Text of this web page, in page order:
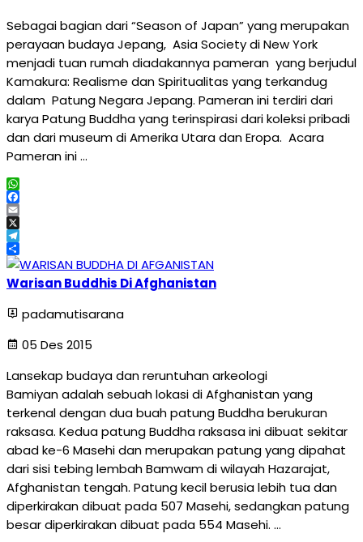
Sebagai bagian dari “Season of Japan” yang merupakan
perayaan budaya Jepang, Asia Society di New York
menjadi tuan rumah diadakannya pameran yang berjudul
Kamakura: Realisme dan Spiritualitas yang terkandug
dalam Patung Negara Jepang. Pameran ini terdiri dari
karya Patung Buddha yang terinspirasi dari koleksi pribadi
dan dari museum di Amerika Utara dan Eropa. Acara
Pameran ini …
WhatsApp
Facebook
Email
X
Telegram
Share
Warisan Buddhis Di Afghanistan
padamutisarana
05 Des 2015
Lansekap budaya dan reruntuhan arkeologi
Bamiyan adalah sebuah lokasi di Afghanistan yang
terkenal dengan dua buah patung Buddha berukuran
raksasa. Kedua patung Buddha raksasa ini dibuat sekitar
abad ke-6 Masehi dan merupakan patung yang dipahat
dari sisi tebing lembah Bamwam di wilayah Hazarajat,
Afghanistan tengah. Patung kecil berusia lebih tua dan
diperkirakan dibuat pada 507 Masehi, sedangkan patung
besar diperkirakan dibuat pada 554 Masehi. …